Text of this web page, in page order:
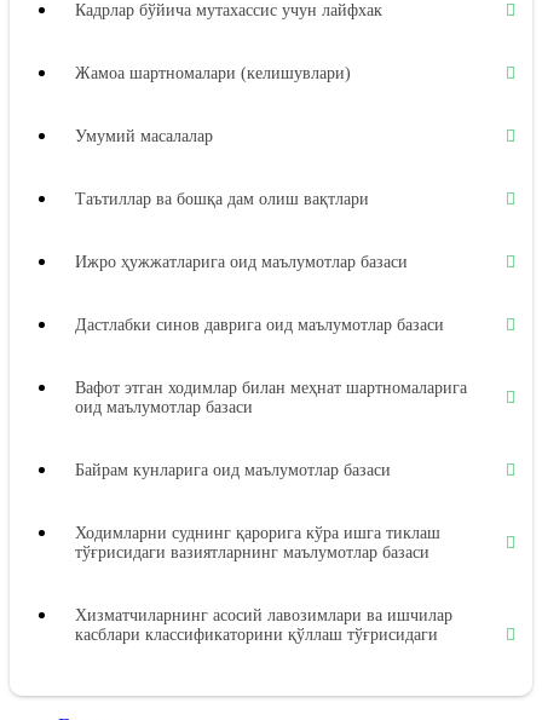
Кадрлар бўйича мутахассис учун лайфхак
Жамоа шартномалари (келишувлари)
Умумий масалалар
Таътиллар ва бошқа дам олиш вақтлари
Ижро ҳужжатларига оид маълумотлар базаси
Дастлабки синов даврига оид маълумотлар базаси
Вафот этган ходимлар билан меҳнат шартномаларига
оид маълумотлар базаси
Байрам кунларига оид маълумотлар базаси
Ходимларни суднинг қарорига кўра ишга тиклаш
тўғрисидаги вазиятларнинг маълумотлар базаси
Хизматчиларнинг асосий лавозимлари ва ишчилар
касблари классификаторини қўллаш тўғрисидаги